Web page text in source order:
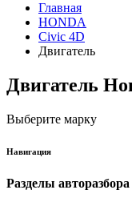
Главная
HONDA
Civic 4D
Двигатель
Двигатель
Выберите марку
Навигация
Разделы авторазбора